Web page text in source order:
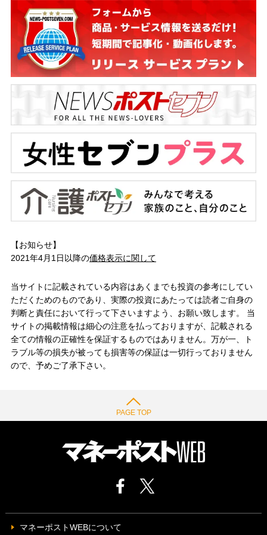
【お知らせ】
2021年4月1日以降の価格表示に関して
当サイトに記載されている内容はあくまでも投資の参考にしてい
ただくためのものであり、実際の投資にあたっては読者ご自身の
判断と責任において行って下さいますよう、お願い致します。 当
サイトの掲載情報は細心の注意を払っておりますが、記載される
全ての情報の正確性を保証するものではありません。万が一、ト
ラブル等の損失が被っても損害等の保証は一切行っておりません
ので、予めご了承下さい。
PAGE TOP
マネーポストWEBについて